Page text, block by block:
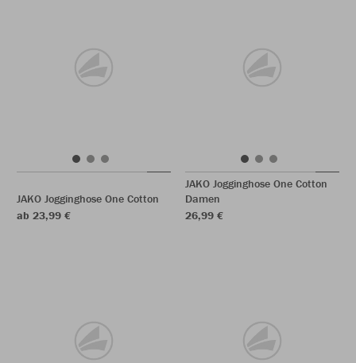
JAKO Jogginghose One Cotton
ab 23,99 €
JAKO Jogginghose One Cotton
Damen
26,99 €